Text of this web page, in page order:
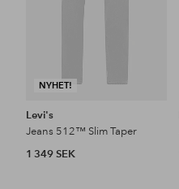
NYHET!
Levi's
Jeans 512™ Slim Taper
1 349 SEK